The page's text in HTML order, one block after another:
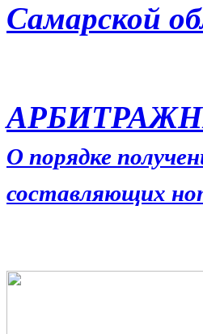
Самарской
О порядке
составляющих